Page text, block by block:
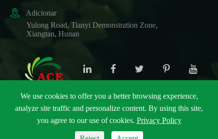

Adicionar
Yulong Road, Tianyi Demonstration Zone,
Xiangtan, Hunan
Direitos autorais ©ACE Biotechnology Co., Ltd.Todos
os direitos reservados.
We use cookies to offer you a better browsing experience,
analyze site traffic and personalize content. By using this site,
you agree to our use of cookies. Privacy Policy